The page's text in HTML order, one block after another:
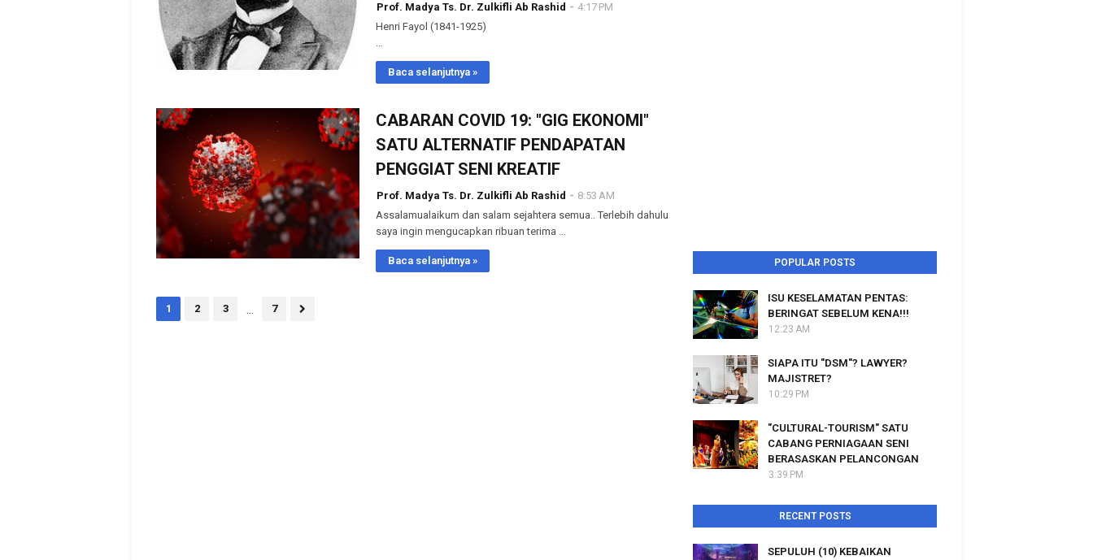
Prof. Madya Ts. Dr. Zulkifli Ab Rashid
4:17 PM
Henri Fayol (1841-1925)
…
Baca selanjutnya »
CABARAN COVID 19: "GIG EKONOMI"
SATU ALTERNATIF PENDAPATAN
PENGGIAT SENI KREATIF
Prof. Madya Ts. Dr. Zulkifli Ab Rashid
8:53 AM
Assalamualaikum dan salam sejahtera semua.. Terlebih dahulu
saya ingin mengucapkan ribuan terima …
Baca selanjutnya »
1 2 3 ... 7
POPULAR POSTS
ISU KESELAMATAN PENTAS:
BERINGAT SEBELUM KENA!!!
12:23 AM
SIAPA ITU "DSM"? LAWYER?
MAJISTRET?
10:29 PM
"CULTURAL-TOURISM" SATU
CABANG PERNIAGAAN SENI
BERASASKAN PELANCONGAN
3:39 PM
RECENT POSTS
SEPULUH (10) KEBAIKAN